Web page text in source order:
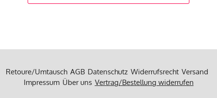
Retoure/Umtausch AGB Datenschutz Widerrufsrecht Versand
Impressum Über uns Vertrag/Bestellung widerrufen